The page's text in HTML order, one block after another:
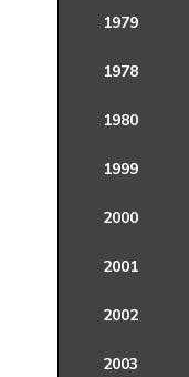
1979
1978
1980
1999
2000
2001
2002
2003